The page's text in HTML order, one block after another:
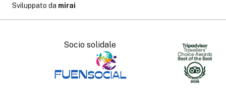
Sviluppato da mirai
Socio solidale